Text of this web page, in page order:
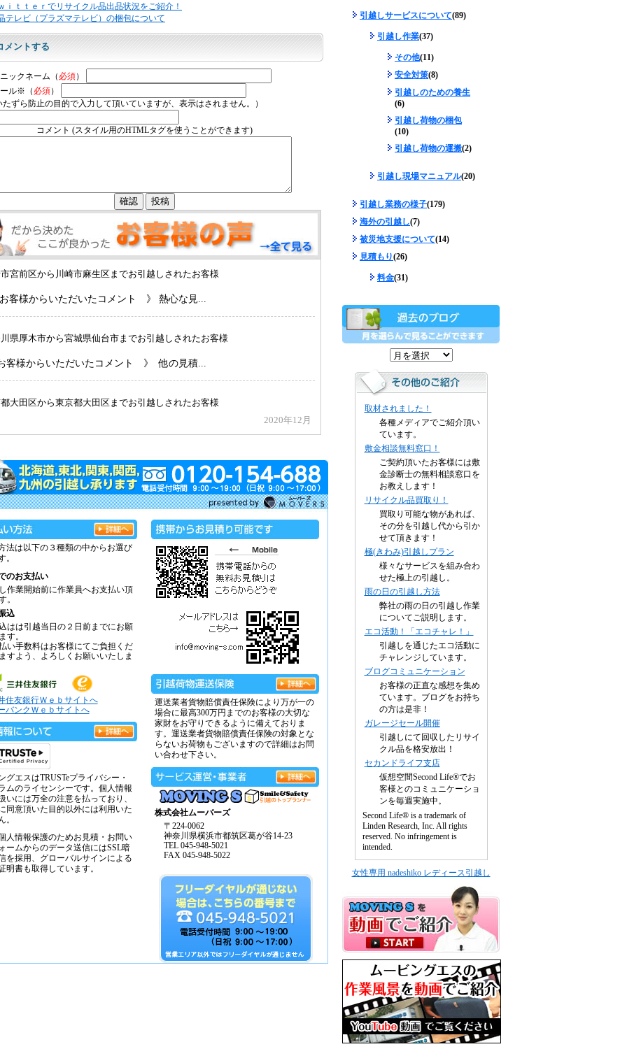
ｉｔｔｅｒでリサイクル品出品状況をご紹介！
テレビ（プラズマテレビ）の梱包について
メントする
ックネーム（ 必須）
ル※（ 必須）
ずら防止の目的で入力して頂いていますが、表示はされません。）
コメント (スタイル用のHTMLタグを使うことができます)
法は以下の３種類の中からお選び
。
のお支払い
作業開始前に作業員へお支払い頂
。
込
はは引越当日の２日前までにお願
す。
い手数料はお客様にてご負担くだ
すよう、よろしくお願いいたしま
住友銀行Ｗｅｂサイトへ
バンクＷｅｂサイトへ
グエスはTRUSTeプライバシー・
ムのライセンシーです。個人情報
いには万全の注意を払っており、
同意頂いた目的以外には利用いた
。
人情報保護のためお見積・お問い
ームからのデータ送信にはSSL暗
を採用、グローバルサインによる
明書も取得しています。
運送業者貨物賠償責任保険により万が一の
場合に最高300万円までのお客様の大切な
家財をお守りできるように備えておりま
す。運送業者貨物賠償責任保険の対象とな
らないお荷物もございますので詳細はお問
い合わせ下さい。
株式会社ムーバーズ
〒224-0062
神奈川県横浜市都筑区葛が谷14-23
TEL 045-948-5021
FAX 045-948-5022
引越しサービスについて(89)
引越し作業(37)
その他(11)
安全対策(8)
引越しのための養生
(6)
引越し荷物の梱包
(10)
引越し荷物の運搬(2)
引越し現場マニュアル(20)
引越し業務の様子(179)
海外の引越し(7)
被災地支援について(14)
見積もり(26)
料金(31)
取材されました！
各種メディアでご紹介頂い
ています。
敷金相談無料窓口！
ご契約頂いたお客様には敷
金診断士の無料相談窓口を
お教えします！
リサイクル品買取り！
買取り可能な物があれば、
その分を引越し代から引か
せて頂きます！
極(きわみ)引越しプラン
様々なサービスを組み合わ
せた極上の引越し。
雨の日の引越し方法
弊社の雨の日の引越し作業
についてご説明します。
エコ活動！「エコチャレ！」
引越しを通じたエコ活動に
チャレンジしています。
ブログコミュニケーション
お客様の正直な感想を集め
ています。ブログをお持ち
の方は是非！
ガレージセール開催
引越しにて回収したリサイ
クル品を格安放出！
セカンドライフ支店
仮想空間Second Life®でお
客様とのコミュニケーショ
ンを毎週実施中。
Second Life® is a trademark of
Linden Research, Inc. All rights
reserved. No infringement is
intended.
女性専用 nadeshiko レディース引越し